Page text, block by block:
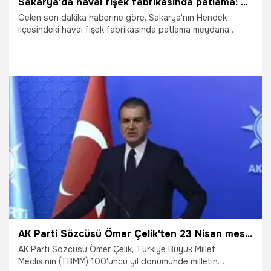
Gelen son dakika haberine göre, Sakarya'nın Hendek
ilçesindeki havai fişek fabrikasında patlama meydana
Süleyman Soylu, Sağlık Bakanı Fahrettin Koca, Aile, Çalışma
ve Sosyal Hizmetler Bakanı Zehra Zümrüt Selçuk olay
yerine gitti.Sağlık Bakanı Fahrettin Koca, 2 patlamada 4
kişinin hayatını kaybettiğini, 108 kişinin de yaralandığını
duyurdu. İçişleri Bakanı Süleyman Soylu, 3 kişinin arandığını
açıkladı.
3.07.2020 Gündem
AK Parti Sözcüsü Ömer Çelik'ten 23 Nisan mesajı
AK Parti Sözcüsü Ömer Çelik, Türkiye Büyük Millet
Meclisinin (TBMM) 100'üncü yıl dönümünde milletin